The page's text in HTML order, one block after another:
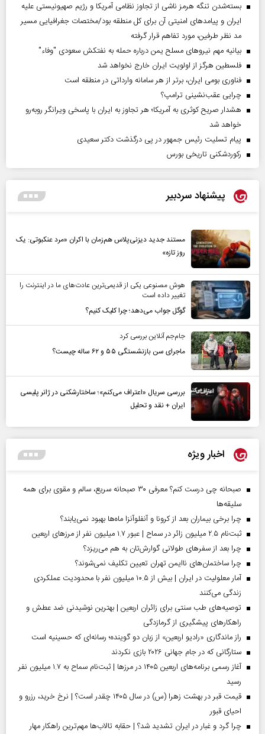
بسته‌شدن تنگه هرمز ناشی از تجاوز نظامی آمریکا و رژیم صهیونیستی علیه
ایران و پیامد‌های امنیتی آن برای کل منطقه بود/مختصات جغرافیایی مسیر
مد نظر طرفین، مورد تفاهم قرار گرفته
بیانیه مهم نیروهای مسلح یمن درباره حمله به نفتکش سعودی "وفاء"
فلسطین هرگز از اولویت ایران خارج نخواهد شد
فناوری بومی ایران، برتر از هر سامانه وارداتی در منطقه است
چرایی عقب‌نشینی ترامپ؟
هشدار صریح کوثری به آمریکا؛ هر تجاوز به ایران با پاسخی ویرانگر روبه‌رو
خواهد شد
پیام تسلیت رئیس جمهور در پی درگذشت دکتر سعیدی
رکوردشکنی تاریخی بورس
پیشنهاد سردبیر
مستند جدید دیزنی‌پلاس هم‌زمان با اکران «مرد عنکبوتی: یک
روز تازه»
هوش مصنوعی یکی از قدیمی‌ترین عادت‌های ما در اینترنت را
تغییر داده است
گوگل جواب می‌دهد؛ چرا کلیک کنیم؟
جام‌جم آنلاین بررسی کرد
ماجرای سن بازنشستگی ۵۵ و ۶۲ ساله چیست؟
بررسی سریال «اعتراف می‌کنم»؛ ساختارشکنی در ژانر پلیسی
ایران + نقد و تحلیل
اخبار ویژه
صبحانه چی درست کنم؟ معرفی ۳۰ صبحانه سریع، سالم و مقوی برای همه
سلیقه‌ها
چرا برخی بیماران بعد از کرونا و آنفلوآنزا ماه‌ها بهبود نمی‌یابند؟
ثبت‌نام ۲.۵ میلیون زائر در سماح | عبور ۱.۷ میلیون نفر از مرز‌های اربعین
چرا بعد از سفرهای طولانی گوارش‌تان به هم می‌ریزد؟
چرا ساختمان‌های ناایمن تهران تعیین تکلیف نمی‌شوند؟
آمار معلولیت در ایران | بیش از ۱۰.۵ میلیون نفر با محدودیت عملکردی
زندگی می‌کنند
توصیه‌های طب سنتی برای زائران اربعین | بهترین نوشیدنی ضد عطش و
راهکارهای پیشگیری از گرمازدگی
راز ماندگاری «رادیو اربعین» از زبان دو گوینده؛ رسانه‌ای که حسینیه است
ستارگانی که در جام جهانی ۲۰۲۶ بازی نکردند
آغاز رسمی برنامه‌های اربعین ۱۴۰۵ در مرز‌ها | ثبت‌نام سماح به ۱.۷ میلیون نفر
رسید
قیمت قبر در بهشت زهرا (س) در سال ۱۴۰۵ چقدر است؟ | نرخ خرید، رزرو و
احیای قبور
چرا گرد و غبار در ایران تشدید شد؟ | حقابه تالاب‌ها مهم‌ترین راهکار مهار